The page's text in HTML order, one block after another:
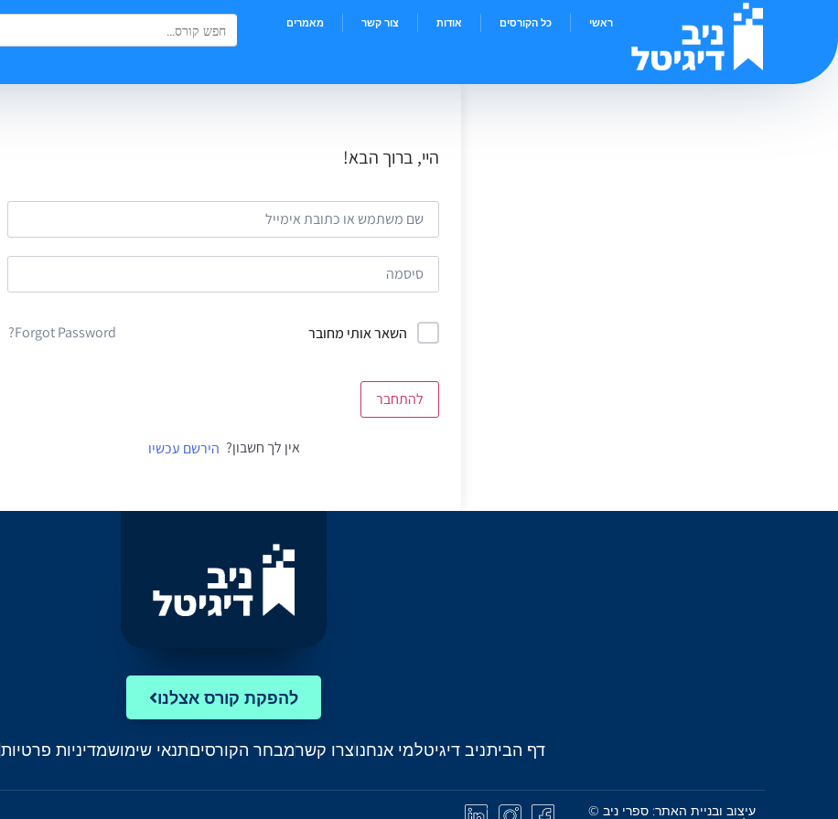
ראשי כל הקורסים אודות צור קשר מאמרים Search
for:
Search Button
היי, ברוך הבא!
השאר אותי מחובר Forgot Password?
להתחבר
אין לך חשבון? הירשם עכשיו
להפקת קורס אצלנו
דף הביתניב דיגיטלמי אנחנוצרו קשרמבחר הקורסיםתנאי שימושמדיניות פרטיות
עיצוב ובניית האתר: ספרי ניב ©